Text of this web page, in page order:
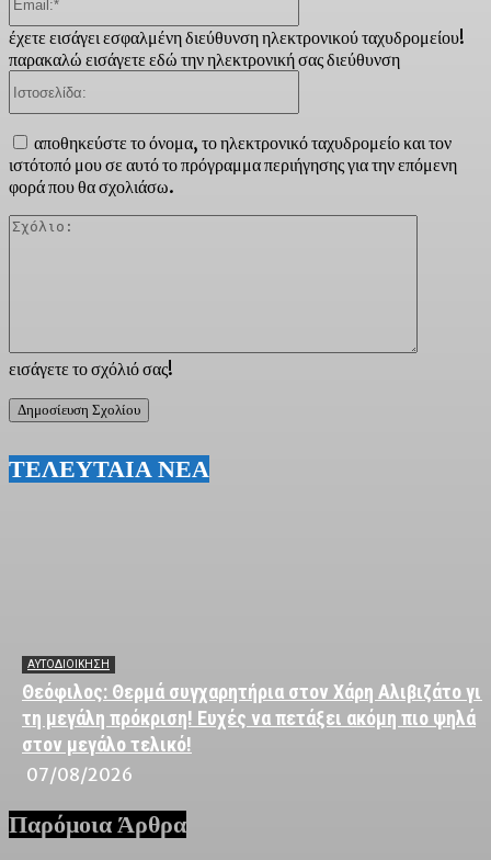
εισάγετε το σχόλιό σας!
έχετε εισάγει εσφαλμένη διεύθυνση ηλεκτρονικού ταχυδρομείου!
παρακαλώ εισάγετε εδώ την ηλεκτρονική σας διεύθυνση
αποθηκεύστε το όνομα, το ηλεκτρονικό ταχυδρομείο και τον
ιστότοπό μου σε αυτό το πρόγραμμα περιήγησης για την επόμενη
φορά που θα σχολιάσω.
ΤΕΛΕΥΤΑΙΑ ΝΕΑ
ΑΥΤΟΔΙΟΙΚΗΣΗ
Θεόφιλος: Θερμά συγχαρητήρια στον Χάρη Αλιβιζάτο για
τη μεγάλη πρόκριση! Ευχές να πετάξει ακόμη πιο ψηλά
στον μεγάλο τελικό!
07/08/2026
Παρόμοια Άρθρα